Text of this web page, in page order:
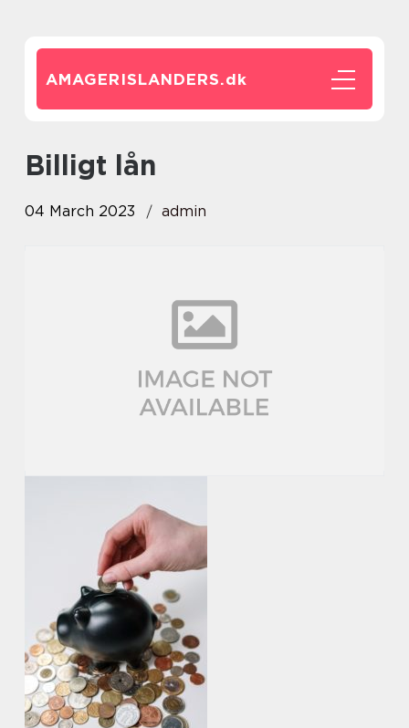
AMAGERISLANDERS.dk
billigt lån
04 March 2023 admin